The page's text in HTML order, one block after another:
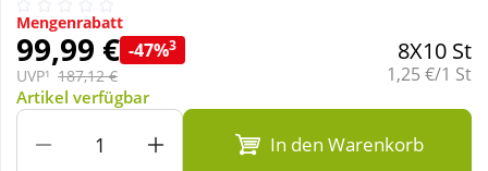
Sport & Fitness
Mengenrabatt
99,99 € -47%3
UVP¹ 187,12 €
8X10 St
Grundpreis:
1,25 €/1 St
Artikel verfügbar
In den Warenkorb